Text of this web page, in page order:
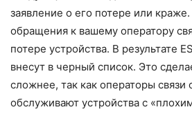
заявление о его потере или
обращения к вашему оператору
потере устройства. В результате
внесут в черный список. Это
сложнее, так как операторы связи
обслуживают устройства с